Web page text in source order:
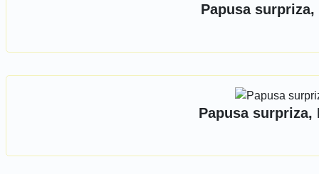
Papusa
Papusa surpriza,